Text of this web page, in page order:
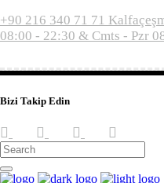
+90 216 340 71 71
08:00 - 22:30 & Cmts - Pzr
Bizi Takip Edin